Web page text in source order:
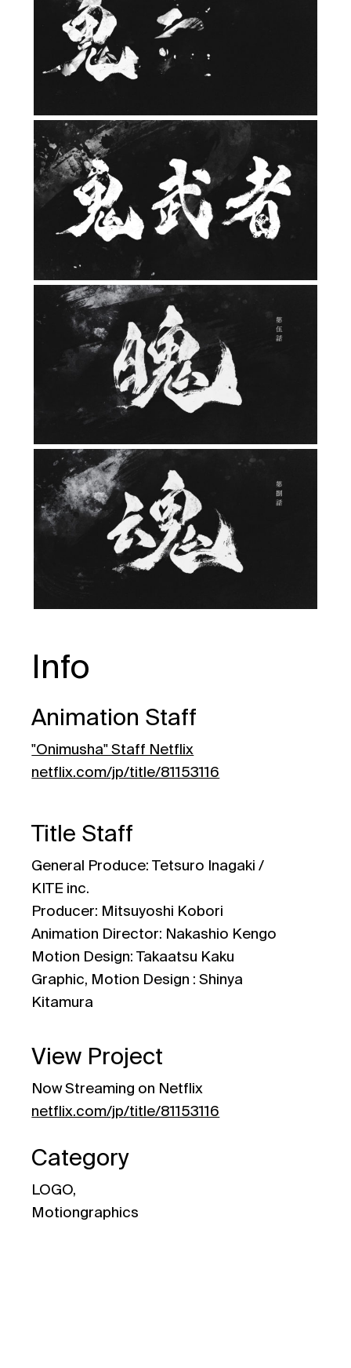
Info
Animation Staff
"Onimusha" Staff Netflix
netflix.com/jp/title/81153116
Title Staff
General Produce: Tetsuro Inagaki /
KITE inc.
Producer: Mitsuyoshi Kobori
Animation Director: Nakashio Kengo
Motion Design: Takaatsu Kaku
Graphic, Motion Design : Shinya
Kitamura
View Project
Now Streaming on Netflix
netflix.com/jp/title/81153116
Category
LOGO,
Motiongraphics